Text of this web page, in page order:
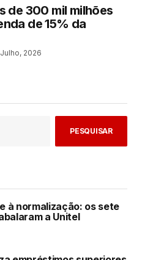
de 300 mil milhões
de 15% da
2026
PESQUISAR
à normalização: os sete
a Unitel